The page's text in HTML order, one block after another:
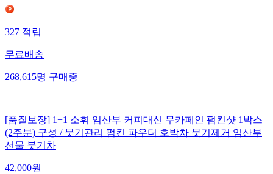
327 적립
무료배송
268,615명 구매중
[품질보장] 1+1 소휘 임산부 커피대신 무카페인 펌킨샷 1박스
(2주분) 구성 / 붓기관리 펌킨 파우더 호박차 붓기제거 임산부
선물 붓기차
42,000원